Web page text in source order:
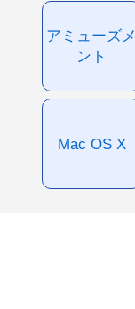
アミューズメ
ント
Mac OS X